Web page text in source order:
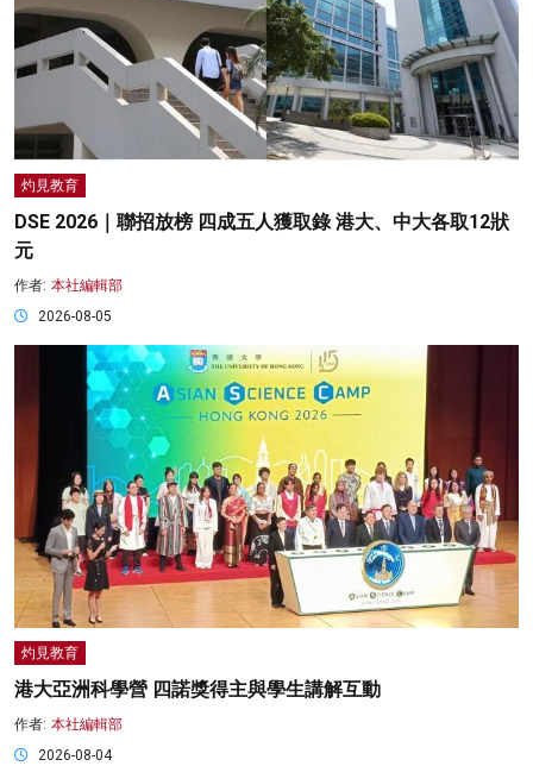
灼見教育
DSE 2026｜聯招放榜 四成五人獲取錄 港大、中大各取12狀
元
作者: 本社編輯部
2026-08-05
灼見教育
港大亞洲科學營 四諾獎得主與學生講解互動
作者: 本社編輯部
2026-08-04